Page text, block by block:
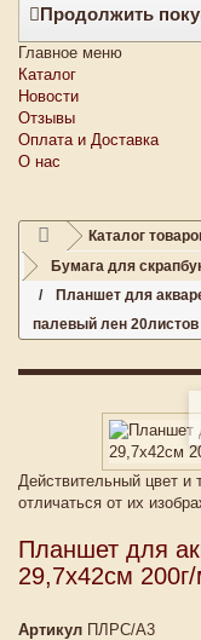
Продолжить
Главное меню
Каталог
Новости
Отзывы
Оплата и Доставка
О нас
Каталог
Бумага для
Планшет для
палевый лен 20листов
Действительный цвет и
отличаться от их
Планшет для
29,7х42см
Артикул ПЛРС/А3